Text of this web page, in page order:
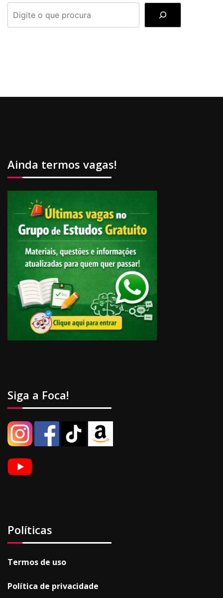
PESQUISAR
Ainda termos vagas!
Siga a Foca!
Políticas
Termos de uso
Política de privacidade